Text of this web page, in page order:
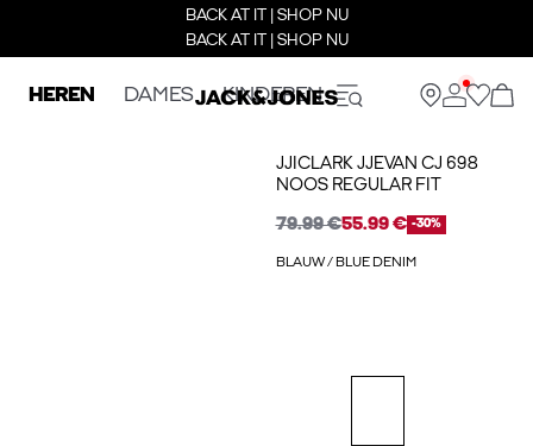
BACK AT IT | SHOP NU
BACK AT IT | SHOP NU
HEREN DAMES KINDEREN
JJICLARK JJEVAN CJ 698
NOOS REGULAR FIT
79.99 €55.99 € -30%
BLAUW / BLUE DENIM